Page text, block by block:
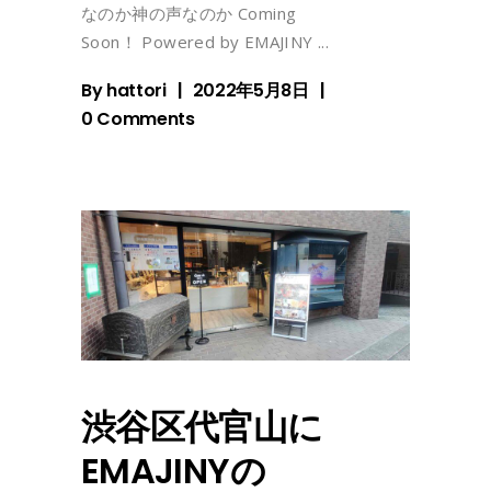
なのか神の声なのか Coming
Soon！ Powered by EMAJINY
Byhattori
2022年5月8日
0 Comments
渋谷区代官山に
EMAJINYの